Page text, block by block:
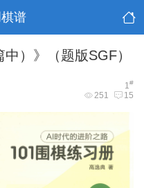
谱
）》（题版SGF）
1#
251 15